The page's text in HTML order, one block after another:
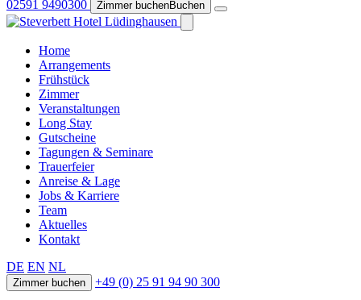
02591 9490300 Zimmer buchenBuchen
Home
Arrangements
Frühstück
Zimmer
Veranstaltungen
Long Stay
Gutscheine
Tagungen & Seminare
Trauerfeier
Anreise & Lage
Jobs & Karriere
Team
Aktuelles
Kontakt
DE EN NL
Zimmer buchen +49 (0) 25 91 94 90 300